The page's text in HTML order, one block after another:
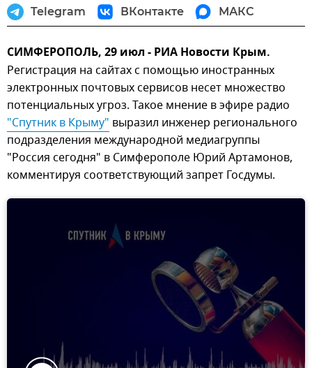
Telegram ВКонтакте МАКС
СИМФЕРОПОЛЬ, 29 июл - РИА Новости Крым.
Регистрация на сайтах с помощью иностранных
электронных почтовых сервисов несет множество
потенциальных угроз. Такое мнение в эфире радио
"Спутник в Крыму" выразил инженер регионального
подразделения международной медиагруппы
"Россия сегодня" в Симферополе Юрий Артамонов,
комментируя соответствующий запрет Госдумы.